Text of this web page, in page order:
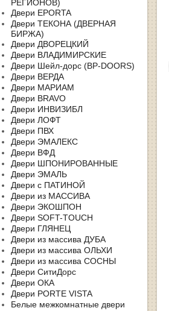
РЕГИОНОВ)
Двери EPORTA
Двери ТЕКОНА (ДВЕРНАЯ
БИРЖА)
Двери ДВОРЕЦКИЙ
Двери ВЛАДИМИРСКИЕ
Двери Шейл-дорс (BP-DOORS)
Двери ВЕРДА
Двери МАРИАМ
Двери BRAVO
Двери ИНВИЗИБЛ
Двери ЛОФТ
Двери ПВХ
Двери ЭМАЛЕКС
Двери ВФД
Двери ШПОНИРОВАННЫЕ
Двери ЭМАЛЬ
Двери с ПАТИНОЙ
Двери из МАССИВА
Двери ЭКОШПОН
Двери SOFT-TOUCH
Двери ГЛЯНЕЦ
Двери из массива ДУБА
Двери из массива ОЛЬХИ
Двери из массива СОСНЫ
Двери СитиДорс
Двери ОКА
Двери PORTE VISTA
Белые межкомнатные двери